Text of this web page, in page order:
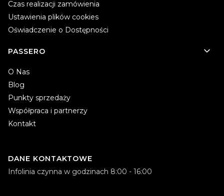
Czas realizacji zamówienia
Ustawienia plików cookies
Oświadczenie o Dostępności
PASSERO
O Nas
Blog
Punkty sprzedaży
Współpraca i partnerzy
Kontakt
DANE KONTAKTOWE
Infolinia czynna w godzinach 8:00 - 16:00